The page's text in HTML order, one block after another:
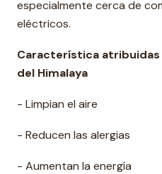
especialmente cerca de
eléctricos.
Característica atribuidas
del Himalaya
- Limpian el aire
- Reducen las alergias
- Aumentan la energía